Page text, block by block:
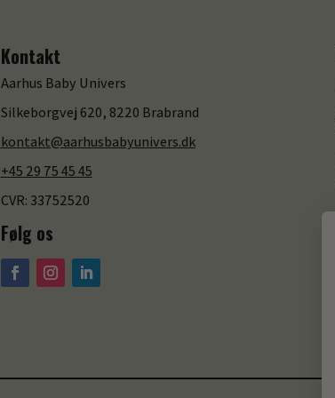
Kontakt
Aarhus Baby Univers
Silkeborgvej 620, 8220 Brabrand
kontakt@aarhusbabyunivers.dk
+45 29 75 45 45
CVR: 33752520
Følg os